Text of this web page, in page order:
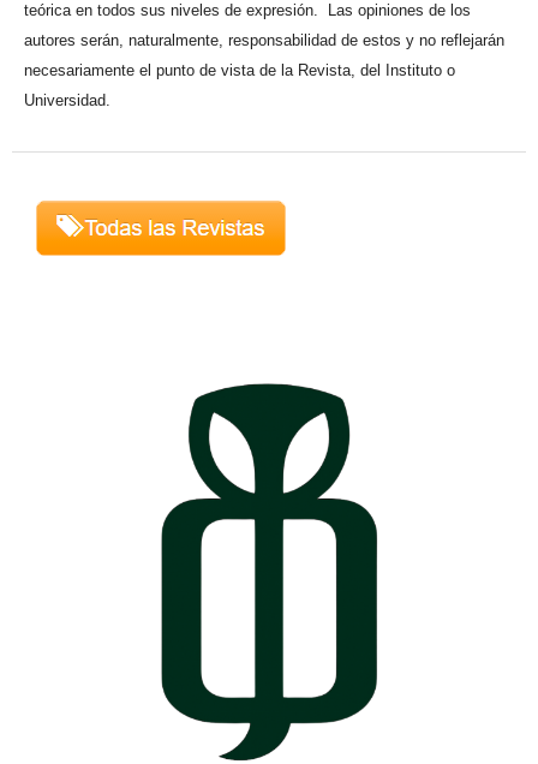
teórica en todos sus niveles de expresión. Las opiniones de los
autores serán, naturalmente, responsabilidad de estos y no reflejarán
necesariamente el punto de vista de la Revista, del Instituto o
Universidad.